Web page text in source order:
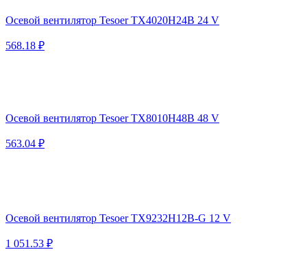
Осевой вентилятор Tesoer TX4020H24B 24 V
568.18 ₽
Осевой вентилятор Tesoer TX8010H48B 48 V
563.04 ₽
Осевой вентилятор Tesoer TX9232H12B-G 12 V
1 051.53 ₽